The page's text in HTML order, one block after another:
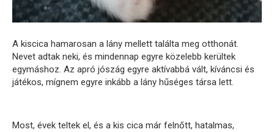
A kiscica hamarosan a lány mellett találta meg otthonát.
Nevet adtak neki, és mindennap egyre közelebb kerültek
egymáshoz. Az apró jószág egyre aktívabbá vált, kíváncsi és
játékos, mígnem egyre inkább a lány hűséges társa lett.
Most, évek teltek el, és a kis cica már felnőtt, hatalmas,